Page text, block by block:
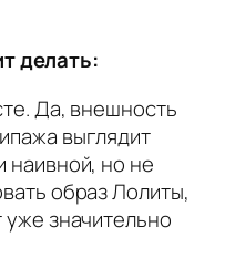
делать:
Да, внешность
выглядит
наивной, но не
образ Лолиты,
уже значительно